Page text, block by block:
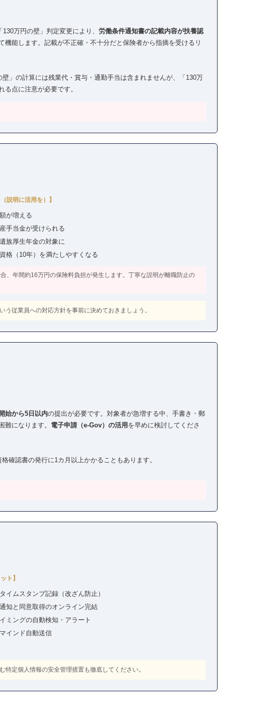
万円の壁」判定変更により、 労働条件通知書の記載内容が扶養認
機能します。記載が不正確・不十分だと保険者から指摘を受けるリ
壁」の計算には残業代・賞与・通勤手当は含まれませんが、「130万
る点に注意が必要です。
説明に活用を）】
が増える
手当金が受けられる
族厚生年金の対象に
格（10年）を満たしやすくなる
、年間約16万円の保険料負担が発生します。丁寧な説明が離職防止の
従業員への対応方針を事前に決めておきましょう。
始から5日以内の提出が必要です。対象者が急増する中、手書き・郵
難になります。 電子申請（e-Gov）の活用 を早めに検討してくださ
確認書の発行に1カ月以上かかることもあります。
ト】
イムスタンプ記録（改ざん防止）
知と同意取得のオンライン完結
ミングの自動検知・アラート
インド自動送信
定個人情報の安全管理措置も徹底してください。